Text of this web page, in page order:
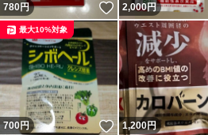
780円 いいね！
2,000円
700円 いいね！
最大10%対象
1,200円